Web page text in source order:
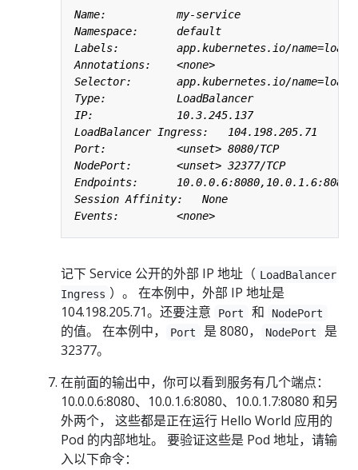
记下 Service 公开的外部 IP 地址（ LoadBalancer
Ingress ）。 在本例中，外部 IP 地址是
104.198.205.71。还要注意
Port 和 NodePort
的值。 在本例中， Port 是 8080， NodePort
是
32377。
在前面的输出中，你可以看到服务有几个端点：
10.0.0.6:8080、10.0.1.6:8080、10.0.1.7:8080 和另
外两个， 这些都是正在运行 Hello World 应用的
Pod 的内部地址。 要验证这些是 Pod 地址，请输
入以下命令：